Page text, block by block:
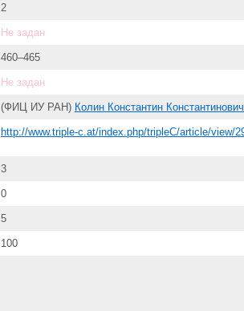
2
Не задан
460–465
Не задан
(ФИЦ ИУ РАН) Колин Константин Константинович
http://www.triple-c.at/index.php/tripleC/article/view/
3
0
5
100